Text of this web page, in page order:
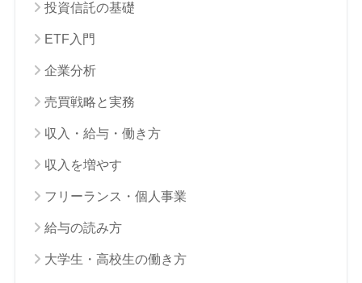
投資信託の基礎
ETF入門
企業分析
売買戦略と実務
収入・給与・働き方
収入を増やす
フリーランス・個人事業
給与の読み方
大学生・高校生の働き方